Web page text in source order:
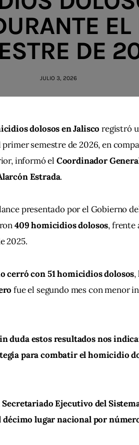
DE
JULIO 3, 2026
dolosos en Jalisco registró
semestre de 2026, en
informó el Coordinador
Estrada.
presentado por el Gobierno
409 homicidios dolosos, frente
2025.
cerró con 51 homicidios dolosos,
fue el segundo mes con menor
duda estos resultados nos
para combatir el homicidio
Secretariado Ejecutivo del
décimo lugar nacional por